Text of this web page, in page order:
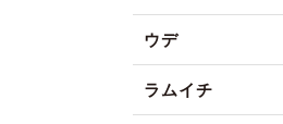
ウデ
ラムイチ